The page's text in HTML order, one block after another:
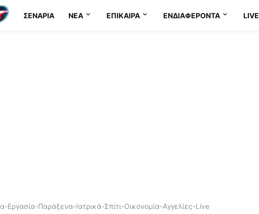
ΣΕΝΆΡΙΑ NEA ΕΠΊΚΑΙΡΑ ΕΝΔΙΑΦΈΡΟΝΤΑ LIVE
Εργασία-Παράξενα-Ιατρικά-Σπίτι-Οικονομία-Αγγελίες-Live